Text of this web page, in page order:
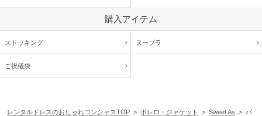
購入アイテム
ストッキング ヌーブラ
ご祝儀袋
レンタルドレスのおしゃれコンシャスTOP > ボレロ・ジャケット > Sweet As > パ